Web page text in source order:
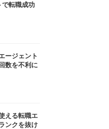
で転職成功
ージェント
数を不利に
える転職エ
ンクを抜け